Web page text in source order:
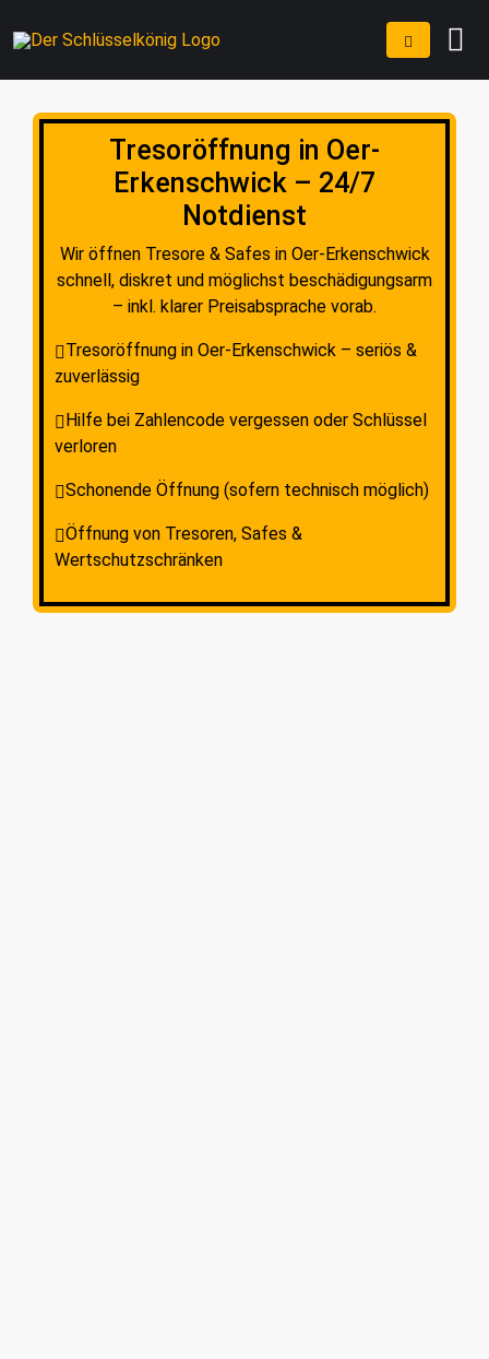
Tresoröffnung in Oer-
Erkenschwick – 24/7
Notdienst
Wir öffnen Tresore & Safes in Oer-Erkenschwick
schnell, diskret und möglichst beschädigungsarm
– inkl. klarer Preisabsprache vorab.
Tresoröffnung in Oer-Erkenschwick – seriös &
zuverlässig
Hilfe bei Zahlencode vergessen oder Schlüssel
verloren
Schonende Öffnung (sofern technisch möglich)
Öffnung von Tresoren, Safes &
Wertschutzschränken